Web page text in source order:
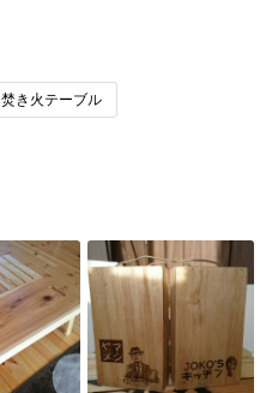
焚き火テーブル